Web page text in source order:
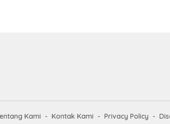
Kami Kontak Kami Privacy Policy